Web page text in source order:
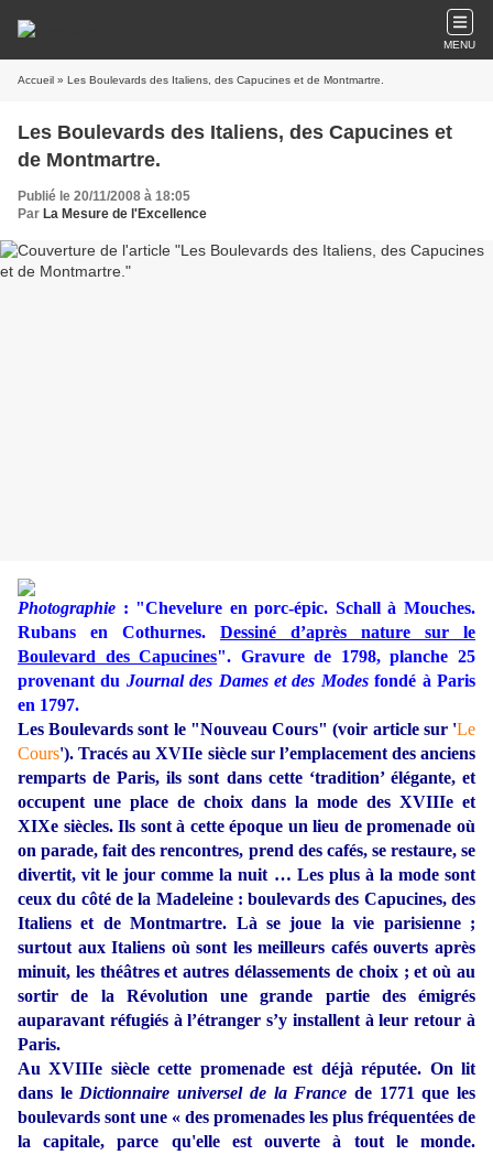
MENU
Accueil » Les Boulevards des Italiens, des Capucines et de Montmartre.
Les Boulevards des Italiens, des Capucines et
de Montmartre.
Publié le 20/11/2008 à 18:05
Par La Mesure de l'Excellence
Photographie : "Chevelure en porc-épic. Schall à Mouches.
Rubans en Cothurnes. Dessiné d’après nature sur le
Boulevard des Capucines". Gravure de 1798, planche 25
provenant du Journal des Dames et des Modesfondé à Paris
en 1797.
Les Boulevards sont le "Nouveau Cours" (voir article sur 'Le
Cours'). Tracés au XVIIe siècle sur l’emplacement des anciens
remparts de Paris, ils sont dans cette ‘tradition’ élégante, et
occupent une place de choix dans la mode des XVIIIe et
XIXe siècles. Ils sont à cette époque un lieu de promenade où
on parade, fait des rencontres, prend des cafés, se restaure, se
divertit, vit le jour comme la nuit … Les plus à la mode sont
ceux du côté de la Madeleine : boulevards des Capucines, des
Italiens et de Montmartre. Là se joue la vie parisienne ;
surtout aux Italiens où sont les meilleurs cafés ouverts après
minuit, les théâtres et autres délassements de choix ; et où au
sortir de la Révolution une grande partie des émigrés
auparavant réfugiés à l’étranger s’y installent à leur retour à
Paris.
Au XVIIIe siècle cette promenade est déjà réputée. On lit
dans le Dictionnaire universel de la France de 1771 que les
boulevards sont une « des promenades les plus fréquentées de
la capitale, parce qu'elle est ouverte à tout le monde.